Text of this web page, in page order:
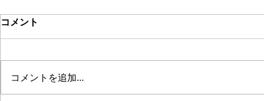
コメント
コメントを追加…